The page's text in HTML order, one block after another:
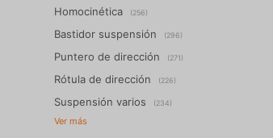
Homocinética (256)
Bastidor suspensión (296)
Puntero de dirección (271)
Rótula de dirección (226)
Suspensión varios (234)